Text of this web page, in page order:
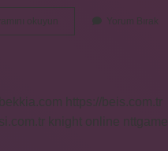
okuyun
Olmak
Yorum Bırak
https://beis.com.tr
knight online nttgame